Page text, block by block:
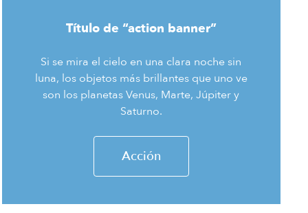
Título de “action banner”
Si se mira el cielo en una clara noche sin
luna, los objetos más brillantes que uno ve
son los planetas Venus, Marte, Júpiter y
Saturno.
Acción